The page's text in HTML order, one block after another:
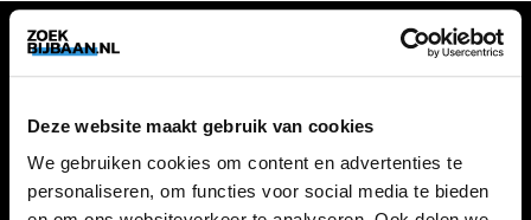
Deze website maakt gebruik van cookies
We gebruiken cookies om content en advertenties te
personaliseren, om functies voor social media te bieden
VACATURES
Alle vacatures